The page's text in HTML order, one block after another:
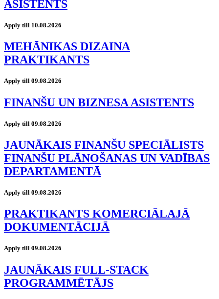
ASISTENTS
Apply till 10.08.2026
MEHĀNIKAS DIZAINA
PRAKTIKANTS
Apply till 09.08.2026
FINANŠU UN BIZNESA ASISTENTS
Apply till 09.08.2026
JAUNĀKAIS FINANŠU SPECIĀLISTS
FINANŠU PLĀNOŠANAS UN VADĪBAS
DEPARTAMENTĀ
Apply till 09.08.2026
PRAKTIKANTS KOMERCIĀLAJĀ
DOKUMENTĀCIJĀ
Apply till 09.08.2026
JAUNĀKAIS FULL-STACK
PROGRAMMĒTĀJS